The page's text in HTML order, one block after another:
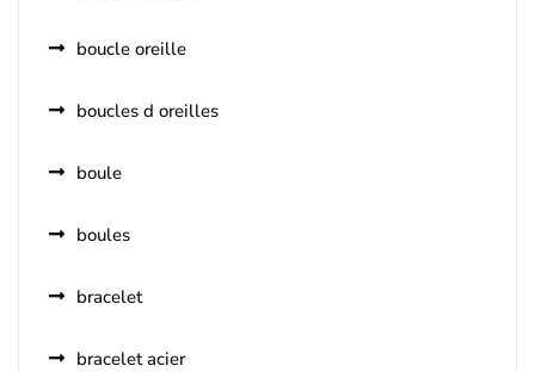
boucle oreille
boucles d oreilles
boule
boules
bracelet
bracelet acier